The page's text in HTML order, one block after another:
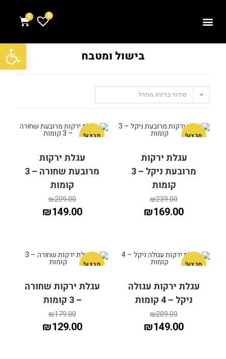
פתח סרגל נגישות
0
בישול ומטבח
סידור ברירת מחדל
מבצע!
עגלת ירקות
מרובעת ניקל – 3
קומות
₪239.00
₪169.00
מבצע!
עגלת ירקות
מרובעת שחורה – 3
קומות
₪209.00
₪149.00
מבצע!
עגלת ירקות עגולה
ניקל – 4 קומות
₪209.00
₪149.00
מבצע!
עגלת ירקות שחורה
– 3 קומות
₪179.00
₪129.00